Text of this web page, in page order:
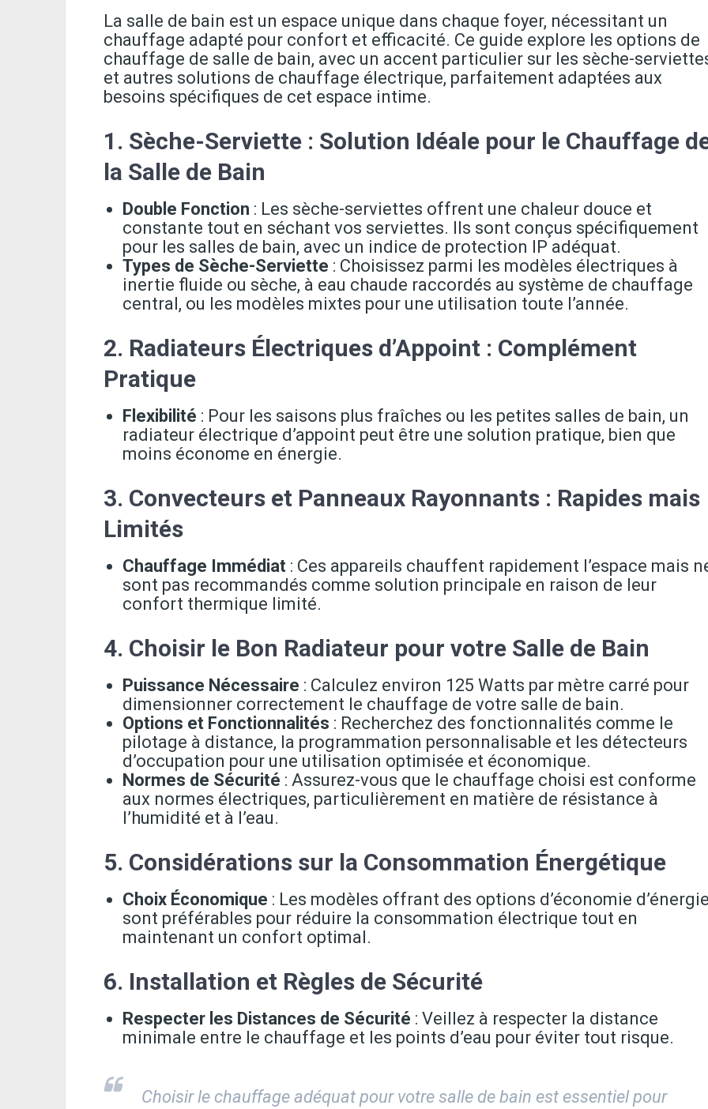
La salle de bain est un espace unique dans chaque foyer, nécessitant un
chauffage adapté pour confort et efficacité. Ce guide explore les options de
chauffage de salle de bain, avec un accent particulier sur les sèche-
et autres solutions de chauffage électrique, parfaitement adaptées aux
besoins spécifiques de cet espace intime.
1. Sèche-Serviette : Solution Idéale pour le Chauffage
la Salle de Bain
Double Fonction : Les sèche-serviettes offrent une chaleur douce et
constante tout en séchant vos serviettes. Ils sont conçus spécifiquement
pour les salles de bain, avec un indice de protection IP adéquat.
Types de Sèche-Serviette : Choisissez parmi les modèles électriques à
inertie fluide ou sèche, à eau chaude raccordés au système de chauffage
central, ou les modèles mixtes pour une utilisation toute l’année.
2. Radiateurs Électriques d’Appoint : Complément
Pratique
Flexibilité : Pour les saisons plus fraîches ou les petites salles de bain, un
radiateur électrique d’appoint peut être une solution pratique, bien que
moins économe en énergie.
3. Convecteurs et Panneaux Rayonnants : Rapides mais
Limités
Chauffage Immédiat : Ces appareils chauffent rapidement l’espace mais
sont pas recommandés comme solution principale en raison de leur
confort thermique limité.
4. Choisir le Bon Radiateur pour votre Salle de Bain
Puissance Nécessaire : Calculez environ 125 Watts par mètre carré pour
dimensionner correctement le chauffage de votre salle de bain.
Options et Fonctionnalités : Recherchez des fonctionnalités comme le
pilotage à distance, la programmation personnalisable et les détecteurs
d’occupation pour une utilisation optimisée et économique.
Normes de Sécurité : Assurez-vous que le chauffage choisi est conforme
aux normes électriques, particulièrement en matière de résistance à
l’humidité et à l’eau.
5. Considérations sur la Consommation Énergétique
Choix Économique : Les modèles offrant des options d’économie
sont préférables pour réduire la consommation électrique tout en
maintenant un confort optimal.
6. Installation et Règles de Sécurité
Respecter les Distances de Sécurité : Veillez à respecter la distance
minimale entre le chauffage et les points d’eau pour éviter tout risque.
Choisir le chauffage adéquat pour votre salle de bain est essentiel pour